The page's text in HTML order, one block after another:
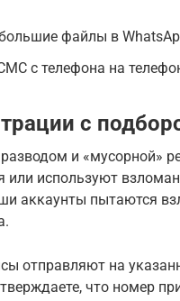
файлы в
с телефона на
с
и «мусорной»
или используют
аккаунты пытаются
отправляют на
что номер